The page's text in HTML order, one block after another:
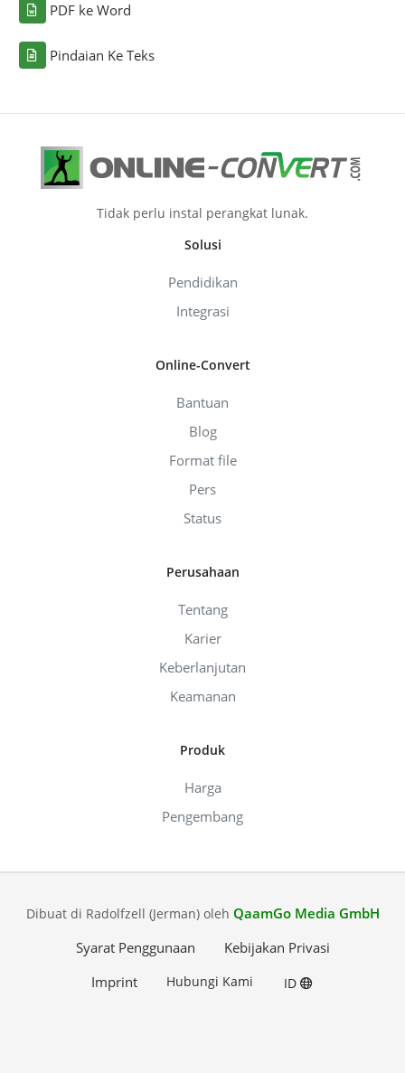
PDF ke Word
Pindaian Ke Teks
Tidak perlu instal perangkat lunak.
Solusi
Pendidikan
Integrasi
Online-Convert
Bantuan
Blog
Format file
Pers
Status
Perusahaan
Tentang
Karier
Keberlanjutan
Keamanan
Produk
Harga
Pengembang
Dibuat di Radolfzell (Jerman) oleh QaamGo Media GmbH
Syarat Penggunaan
Kebijakan Privasi
Imprint
Hubungi Kami ID